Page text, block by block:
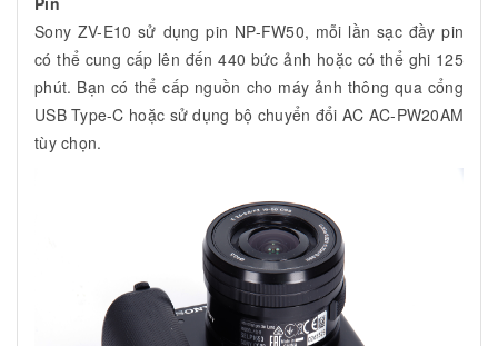
Sony ZV-E10 sử dụng pin NP-FW50, mỗi lần sạc đầy pin
có thể cung cấp lên đến 440 bức ảnh hoặc có thể ghi 125
phút. Bạn có thể cấp nguồn cho máy ảnh thông qua cổng
USB Type-C hoặc sử dụng bộ chuyển đổi AC AC-PW20AM
tùy chọn.